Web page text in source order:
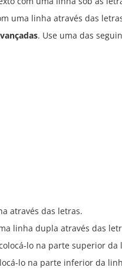
uma linha através das
. Use uma das
através das letras.
linha dupla através das
lo na parte superior
lo na parte inferior da